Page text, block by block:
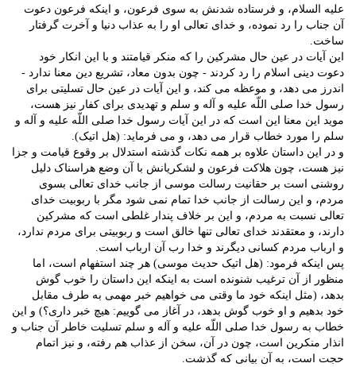
علیه السلام، و فرستاده شدنش به سوی فرعون، و اینکه فرعون دعوت
آن جناب را رد نموده، و خدای تعالی او را به عذاب دنیا و آخرت گرفتار
ساخت.
این آیات در عین حال مشرکین را که منکر قیامتند و با این انکار خود
دعوت دینی اسلام را رد کردند - چون بدون معاد، تشریع دین معنا ندارد -
اندرز می دهد، و موعظه می کند، و این آیات در عین حال تسلیتی برای
رسول خدا صلی اللّه علیه و آله و سلم و تهدیدی برای کفار نیز هست،
موید این معنا این است که در این آیات رسول خدا صلی اللّه علیه و آله و
سلم را مورد خطاب قرار می دهد، و می فرماید: (هل اتیک).
و در این داستان علاوه بر همه نکات گذشته استدلال بر وقوع قیامت و جزا
نیز هست، چون هلاکت فرعون و لشکریانش با آن وضع هراسناک دلیل
روشنی است بر حقانیت رسالت موسی از جانب خدای تعالی بسوی
مردم، و این رسالت از جانب خدا تمام نمی شود مگر با ربوبیت خدای
تعالی نسبت به مردم، و این بر خلاف پندار غلطی است که مشرکین
دارند، و معتقدند خدای تعالی تنها خالق است و ربوبیتی برای مردم ندارد،
و ارباب مردم کسانی دیگرند و خدا رب آن ارباب است.
پس اینکه فرمود: (هل اتیک حدیث موسی) هر چند استفهام است، اما
منظور از آن ترغیب شنونده است به اینکه این داستان را خوب گوش
بدهد، (مثل اینکه خود ما وقتی می خواهیم خبر مهمی به طرف مقابل
خود بدهیم و او خوب گوش بدهد، در آغاز می گوییم: هیچ خبر داری؟) و این
خطاب به رسول خدا صلی اللّه علیه و آله و سلم تسلیت خاطر آن جناب و
انذار منکرین است، چون در آن، سخن از عذاب هم رفته، و نیز اتمام
حجت است، به آن بیانی که گذشت.